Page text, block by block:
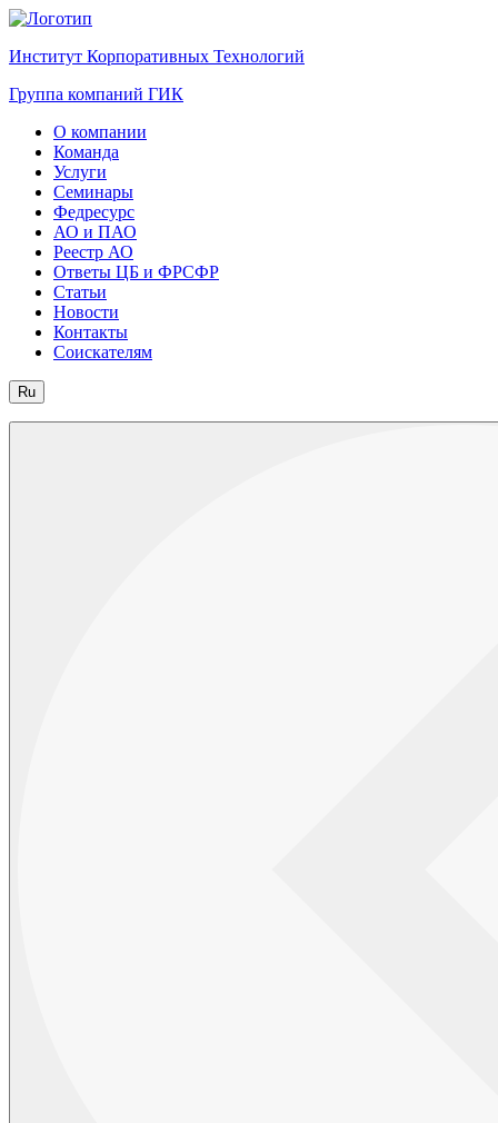
Институт Корпоративных Технологий
Группа компаний ГИК
О компании
Команда
Услуги
Семинары
Федресурс
АО и ПАО
Реестр АО
Ответы ЦБ и ФРСФР
Статьи
Новости
Контакты
Соискателям
Ru